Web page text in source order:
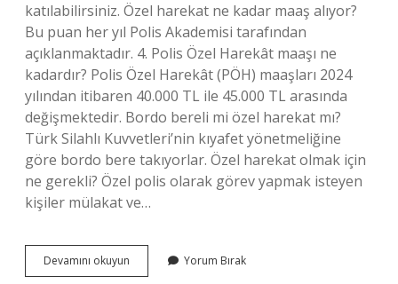
katılabilirsiniz. Özel harekat ne kadar maaş alıyor?
Bu puan her yıl Polis Akademisi tarafından
açıklanmaktadır. 4. Polis Özel Harekât maaşı ne
kadardır? Polis Özel Harekât (PÖH) maaşları 2024
yılından itibaren 40.000 TL ile 45.000 TL arasında
değişmektedir. Bordo bereli mi özel harekat mı?
Türk Silahlı Kuvvetleri’nin kıyafet yönetmeliğine
göre bordo bere takıyorlar. Özel harekat olmak için
ne gerekli? Özel polis olarak görev yapmak isteyen
kişiler mülakat ve…
Devamını okuyun
Harekât
Yorum Bırak